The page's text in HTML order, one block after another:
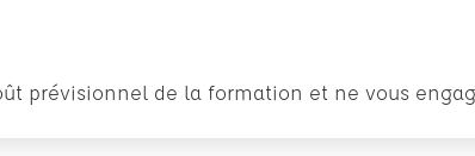
prévisionnel de la formation et ne vous